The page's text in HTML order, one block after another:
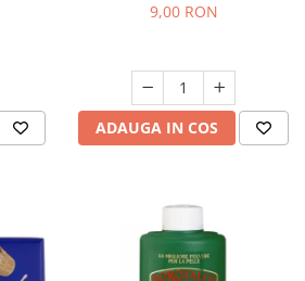
9,00 RON
ADAUGA IN COS